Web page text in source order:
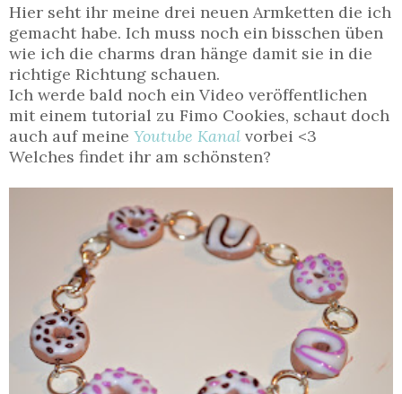
Hier seht ihr meine drei neuen Armketten die ich
gemacht habe. Ich muss noch ein bisschen üben
wie ich die charms dran hänge damit sie in die
richtige Richtung schauen.
Ich werde bald noch ein Video veröffentlichen
mit einem tutorial zu Fimo Cookies, schaut doch
auch auf meine Youtube Kanal vorbei <3
Welches findet ihr am schönsten?